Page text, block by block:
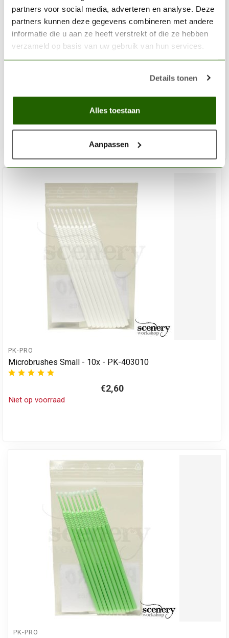
partners voor social media, adverteren en analyse. Deze
partners kunnen deze gegevens combineren met andere
informatie die u aan ze heeft verstrekt of die ze hebben
verzameld op basis van uw gebruik van hun services.
Details tonen
Alles toestaan
Aanpassen
€4,25
PK-PRO
Microbrushes Small - 10x - PK-403010
€2,60
Niet op voorraad
PK-PRO